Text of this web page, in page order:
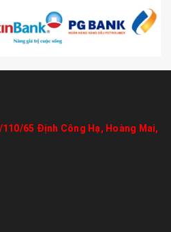
65 Định Công Hạ, Hoàng Mai,